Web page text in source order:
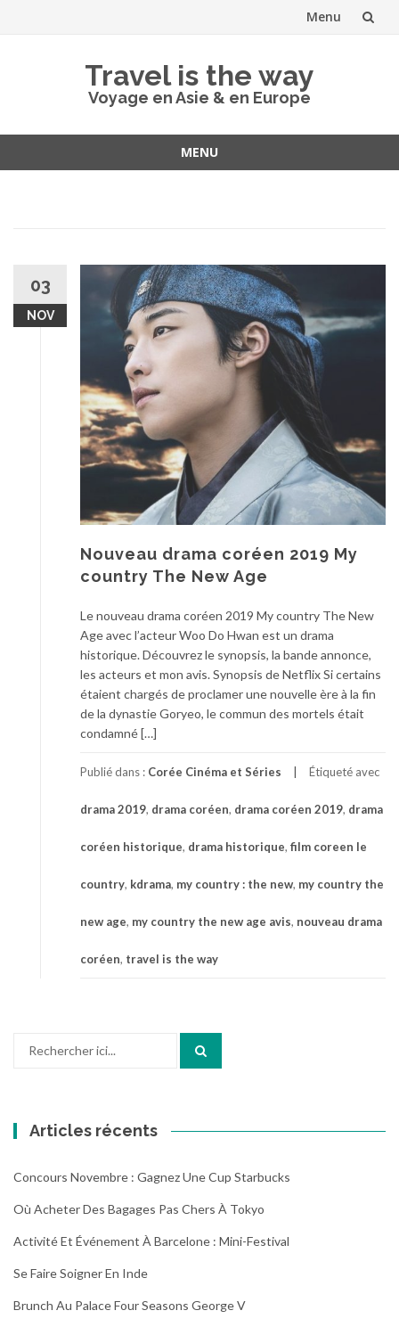
Menu
Travel is the way
Voyage en Asie & en Europe
MENU
03
NOV
Nouveau drama coréen 2019 My
country The New Age
Le nouveau drama coréen 2019 My country The New
Age avec l’acteur Woo Do Hwan est un drama
historique. Découvrez le synopsis, la bande annonce,
les acteurs et mon avis. Synopsis de Netflix Si certains
étaient chargés de proclamer une nouvelle ère à la fin
de la dynastie Goryeo, le commun des mortels était
condamné […]
Publié dans : Corée Cinéma et Séries Étiqueté avec
drama 2019, drama coréen, drama coréen 2019, drama
coréen historique, drama historique, film coreen le
country, kdrama, my country : the new, my country the
new age, my country the new age avis, nouveau drama
coréen, travel is the way
Articles récents
Concours Novembre : Gagnez Une Cup Starbucks
Où Acheter Des Bagages Pas Chers À Tokyo
Activité Et Événement À Barcelone : Mini-Festival
Se Faire Soigner En Inde
Brunch Au Palace Four Seasons George V